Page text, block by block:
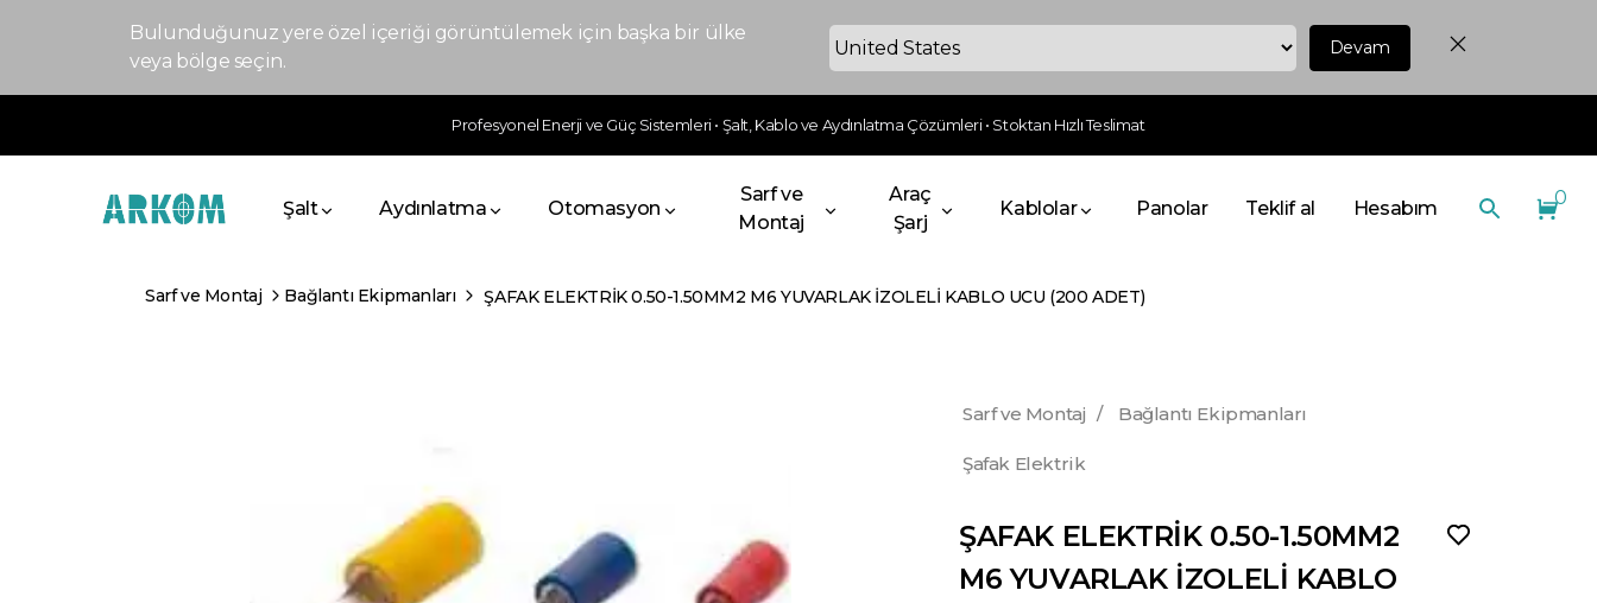
Bulunduğunuz yere özel içeriği görüntülemek için başka bir ülke
veya bölge seçin.
Devam
Profesyonel Enerji ve Güç Sistemleri • Şalt, Kablo ve Aydınlatma Çözümleri • Stoktan Hızlı Teslimat
Şalt Aydınlatma Otomasyon
Sarf ve
Montaj
Araç
Şarj
Kablolar Panolar Teklif al Hesabım 0
Sarf ve Montaj Bağlantı Ekipmanları ŞAFAK ELEKTRİK 0.50-1.50MM2 M6 YUVARLAK İZOLELİ KABLO UCU (200 ADET)
Sarf ve Montaj / Bağlantı Ekipmanları
Şafak Elektrik
ŞAFAK ELEKTRİK 0.50-1.50MM2
M6 YUVARLAK İZOLELİ KABLO